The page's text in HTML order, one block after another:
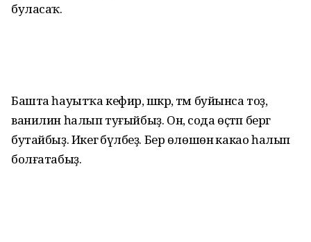
буласаҡ.
Башта һауытҡа кефир, шәкәр, тәм буйынса тоҙ,
ванилин һалып туғыйбыҙ. Он, сода өҫтәп бергә
бутайбыҙ. Икегә бүләбеҙ. Бер өлөшөнә какао һалып
болғатабыҙ.